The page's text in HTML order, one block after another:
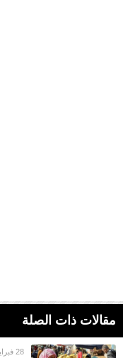
مقالات ذات الصلة
28 فبراير 2023